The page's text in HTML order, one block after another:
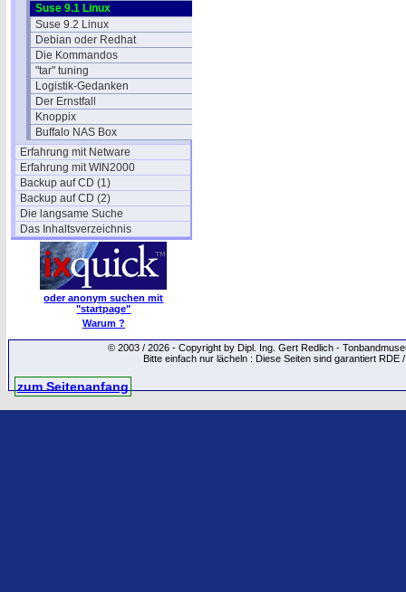
Suse 9.1 Linux
Suse 9.2 Linux
Debian oder Redhat
Die Kommandos
"tar" tuning
Logistik-Gedanken
Der Ernstfall
Knoppix
Buffalo NAS Box
Erfahrung mit Netware
Erfahrung mit WIN2000
Backup auf CD (1)
Backup auf CD (2)
Die langsame Suche
Das Inhaltsverzeichnis
oder anonym suchen mit
"startpage"
Warum ?
© 2003 / 2026 - Copyright by Dipl. Ing. Gert Redlich -
Bitte einfach nur lächeln : Diese Seiten sind garantiert
zum Seitenanfang